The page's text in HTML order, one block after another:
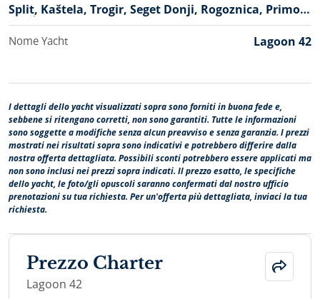
B
s
e
Split, Kaštela, Trogir, Seget Donji, Rogoznica, Primošt
En, Šibenik, Skradin, Sukošan, Zadar
Nome Yacht Lagoon 42
I dettagli dello yacht visualizzati sopra sono forniti in buona fede e,
sebbene si ritengano corretti, non sono garantiti. Tutte le informazioni
sono soggette a modifiche senza alcun preavviso e senza garanzia. I prezzi
mostrati nei risultati sopra sono indicativi e potrebbero differire dalla
nostra offerta dettagliata. Possibili sconti potrebbero essere applicati ma
non sono inclusi nei prezzi sopra indicati. Il prezzo esatto, le specifiche
dello yacht, le foto/gli opuscoli saranno confermati dal nostro ufficio
prenotazioni su tua richiesta. Per un'offerta più dettagliata, inviaci la tua
richiesta.
Prezzo Charter
Lagoon 42